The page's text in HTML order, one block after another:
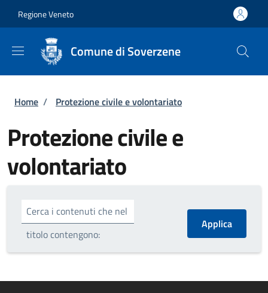
Regione Veneto
Comune di Soverzene
Briciole di pane
Home / Protezione civile e volontariato
Protezione civile e
volontariato
Cerca i contenuti che nel
titolo contengono: